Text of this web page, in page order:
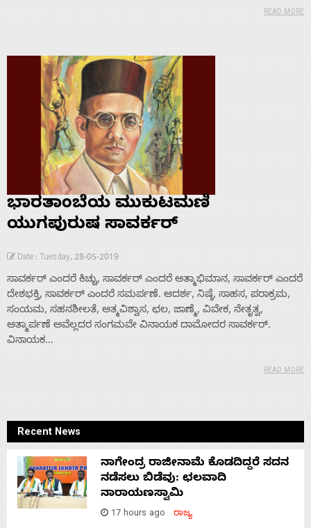
With
Contact
Us
READ MORE
ಭಾರತಾಂಬೆಯ ಮುಕುಟಮಣಿ
ಯುಗಪುರುಷ ಸಾವರ್ಕರ್
Date : Tuesday, 28-05-2019
ಸಾವರ್ಕರ್ ಎಂದರೆ ಕಿಚ್ಚು, ಸಾವರ್ಕರ್ ಎಂದರೆ ಆತ್ಮಾಭಿಮಾನ, ಸಾವರ್ಕರ್ ಎಂದರೆ
ದೇಶಭಕ್ತಿ, ಸಾವರ್ಕರ್ ಎಂದರೆ ಸಮರ್ಪಣೆ. ಆದರ್ಶ, ನಿಷ್ಠೆ, ಸಾಹಸ, ಪರಾಕ್ರಮ,
ಸಂಯಮ, ಸಹನಶೀಲತೆ, ಆತ್ಮವಿಶ್ವಾಸ, ಛಲ, ಜಾಣ್ಮೆ, ವಿವೇಕ, ನೇತೃತ್ವ,
ಆತ್ಮಾರ್ಪಣೆ ಅವೆಲ್ಲದರ ಸಂಗಮವೇ ವಿನಾಯಕ ದಾಮೋದರ ಸಾವರ್ಕರ್.
ವಿನಾಯಕ...
READ MORE
Recent News
ನಾಗೇಂದ್ರ ರಾಜೀನಾಮೆ ಕೊಡದಿದ್ದರೆ ಸದನ
ನಡೆಸಲು ಬಿಡೆವು: ಛಲವಾದಿ
ನಾರಾಯಣಸ್ವಾಮಿ
17 hours ago ರಾಜ್ಯ